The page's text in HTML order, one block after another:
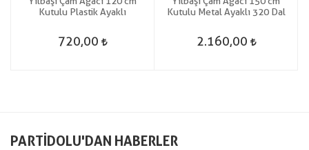
Kutulu Plastik Ayaklı
720,00
Kutulu Metal Ayaklı 320 Dal
2.160,00
PARTIDOLU'DAN HABERLER